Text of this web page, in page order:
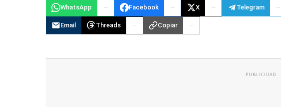
WhatsApp Facebook X Telegram
Email Threads Copiar
PUBLICIDAD